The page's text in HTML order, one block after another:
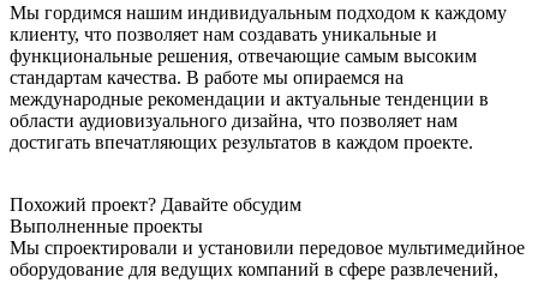
Мы гордимся нашим индивидуальным подходом к каждому
клиенту, что позволяет нам создавать уникальные и
функциональные решения, отвечающие самым высоким
стандартам качества. В работе мы опираемся на
международные рекомендации и актуальные тенденции в
области аудиовизуального дизайна, что позволяет нам
достигать впечатляющих результатов в каждом проекте.
Похожий проект? Давайте обсудим
Выполненные проекты
Мы спроектировали и установили передовое мультимедийное
оборудование для ведущих компаний в сфере развлечений,